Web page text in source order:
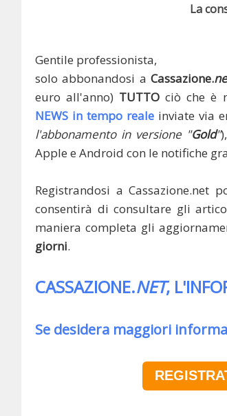
La
Gentile professionista,
solo abbonandosi aCassazione.
euro all'anno) TUTTO ciò che è
NEWS in tempo reale inviate via
l'abbonamento in versione "Gold"
Apple e Android con le notifiche
Registrandosi a
consentirà di consultare gli
maniera completa gli
giorni.
CASSAZIONE.NET,
Se desidera maggiori